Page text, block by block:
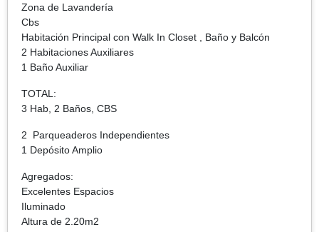
Zona de Lavandería
Cbs
Habitación Principal con Walk In Closet , Baño y Balcón
2 Habitaciones Auxiliares
1 Baño Auxiliar
TOTAL:
3 Hab, 2 Baños, CBS
2 Parqueaderos Independientes
1 Depósito Amplio
Agregados:
Excelentes Espacios
Iluminado
Altura de 2.20m2